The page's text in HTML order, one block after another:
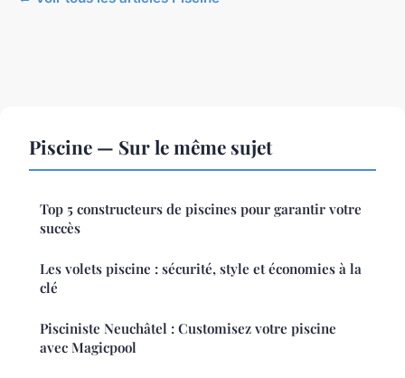
Piscine — Sur le même sujet
Top 5 constructeurs de piscines pour garantir votre
succès
Les volets piscine : sécurité, style et économies à la
clé
Pisciniste Neuchâtel : Customisez votre piscine
avec Magicpool